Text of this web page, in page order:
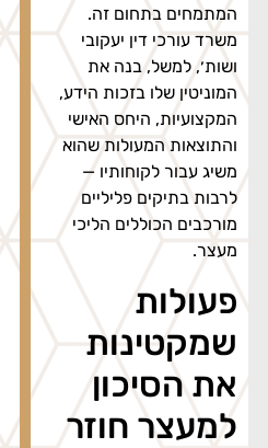
המתמחים בתחום זה.
משרד עורכי דין יעקובי
ושות׳, למשל, בנה את
המוניטין שלו בזכות הידע,
המקצועיות, היחס האישי
והתוצאות המעולות שהוא
משיג עבור לקוחותיו —
לרבות בתיקים פליליים
מורכבים הכוללים הליכי
מעצר.
פעולות
שמקטינות
את הסיכון
למעצר חוזר